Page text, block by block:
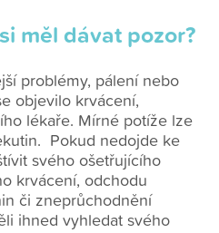
měl dávat pozor?
problémy, pálení nebo
objevilo krvácení,
lékaře. Mírné potíže lze
Pokud nedojde ke
svého ošetřujícího
krvácení, odchodu
či zneprůchodnění
ihned vyhledat svého